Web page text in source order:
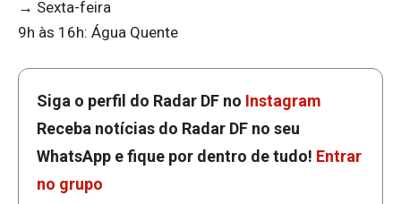
→ Sexta-feira
9h às 16h: Água Quente
Siga o perfil do Radar DF no Instagram
Receba notícias do Radar DF no seu
WhatsApp e fique por dentro de tudo! Entrar
no grupo